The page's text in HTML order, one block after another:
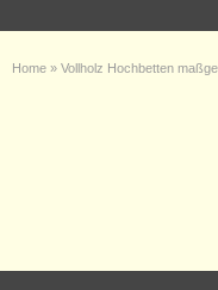
Home » Vollholz Hochbetten